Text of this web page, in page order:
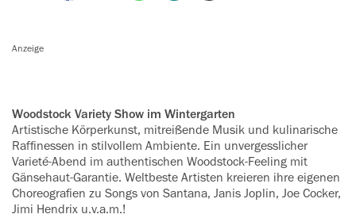
Anzeige
Woodstock Variety Show im Wintergarten
Artistische Körperkunst, mitreißende Musik und kulinarische
Raffinessen in stilvollem Ambiente. Ein unvergesslicher
Varieté-Abend im authentischen Woodstock-Feeling mit
Gänsehaut-Garantie. Weltbeste Artisten kreieren ihre eigenen
Choreografien zu Songs von Santana, Janis Joplin, Joe Cocker,
Jimi Hendrix u.v.a.m.!